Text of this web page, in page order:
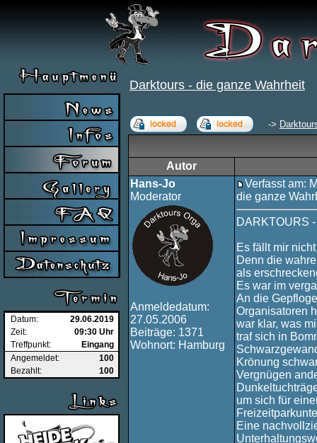
Datum:
29.06.2019
Zeit:
09:30 Uhr
Treffpunkt:
Eingang
Angemeldet:
100
Bezahlt:
100
Darktours - die ganze Wahrheit
->
Autor
Hans-Jo
Moderator
Anmeldedatum:
27.05.2006
Beiträge: 1371
Wohnort: Hamburg
Verfasst am:
die ganze
DARKTOURS
Es fällt mir
Denn die
als
Es war im
An die
Organisatoren
war klar, was
traf sich in
Krönung
Vergnügen
um sich für
Eine